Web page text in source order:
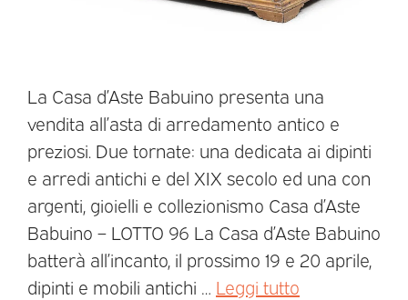
La Casa d’Aste Babuino presenta una
vendita all’asta di arredamento antico e
preziosi. Due tornate: una dedicata ai dipinti
e arredi antichi e del XIX secolo ed una con
argenti, gioielli e collezionismo Casa d’Aste
Babuino – LOTTO 96 La Casa d’Aste Babuino
batterà all’incanto, il prossimo 19 e 20 aprile,
dipinti e mobili antichi … Leggi tutto